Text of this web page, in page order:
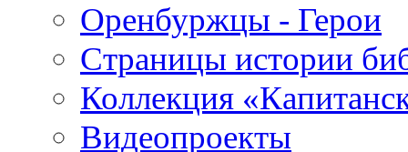
Оренбуржцы - Герои
Страницы истории
Коллекция
Видеопроекты